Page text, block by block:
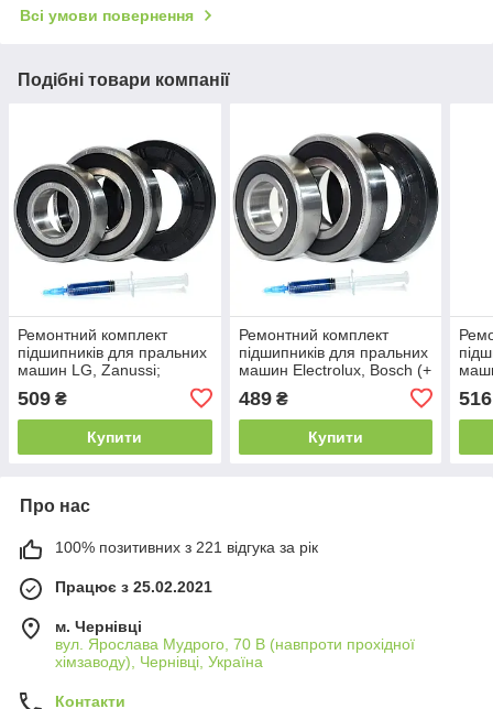
Всі умови повернення
Подібні товари компанії
Ремонтний комплект
підшипників для пральних
машин LG, Zanussi;
мастила для сальників)
509 ₴
Купити
Ремонтний комплект
підшипників для пральних
машин Electrolux, Bosch (+
сальників) ZKL 6205
489₴
Купити
516
Про нас
100% позитивних з 221 відгука за рік
Працює з 25.02.2021
м. Чернівці
вул. Ярослава Мудрого, 70 В (навпроти прохідної
хімзаводу), Чернівці, Україна
Контакти